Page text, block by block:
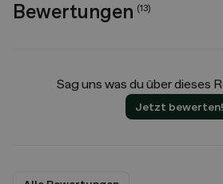
Bewertungen (13)
Sag uns was du über dieses
Jetzt bewerten!